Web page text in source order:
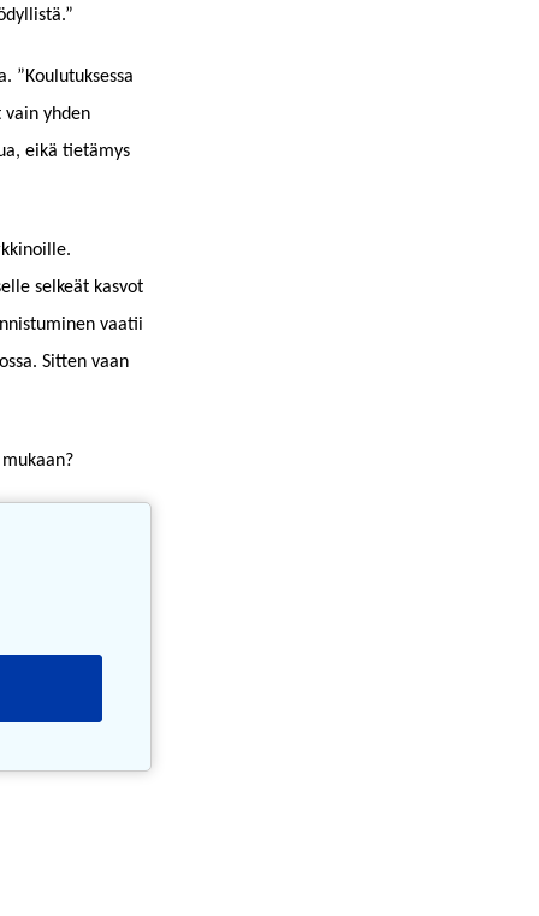
”Koulutuksessa
yhden
eikä tietämys
selkeät kasvot
vaatii
Sitten vaan